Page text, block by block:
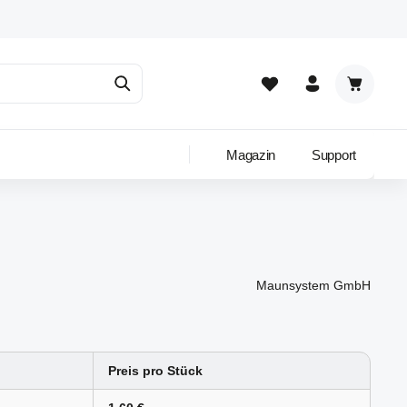
Magazin Support
Maunsystem GmbH
Preis pro Stück